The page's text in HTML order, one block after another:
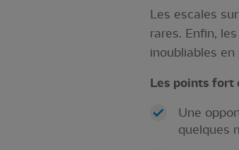
Les escales
rares. Enfin,
inoubliables
Les points fort
Une
quelques